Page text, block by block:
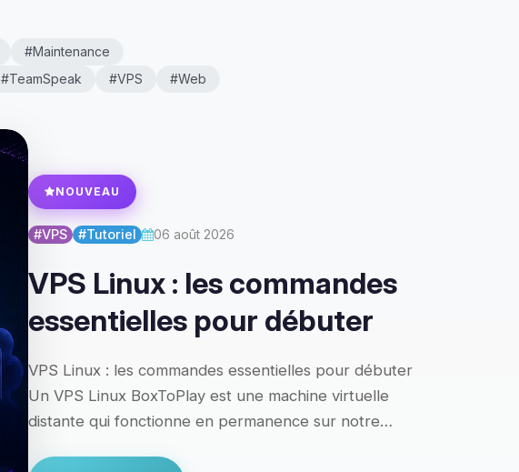
#Maintenance
#TeamSpeak #VPS #Web
NOUVEAU
#VPS #Tutoriel 06 août 2026
VPS Linux : les commandes
essentielles pour débuter
VPS Linux : les commandes essentielles pour débuter
Un VPS Linux BoxToPlay est une machine virtuelle
distante qui fonctionne en permanence sur notre…